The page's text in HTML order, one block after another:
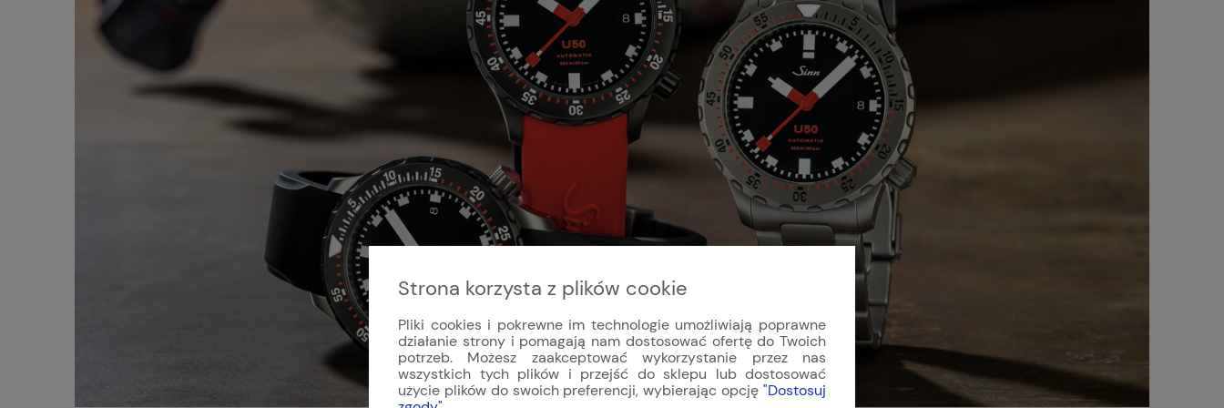
Strona korzysta z plików cookie
Pliki cookies i pokrewne im technologie umożliwiają poprawne
działanie strony i pomagają nam dostosować ofertę do Twoich
potrzeb. Możesz zaakceptować wykorzystanie przez nas
wszystkich tych plików i przejść do sklepu lub dostosować
użycie plików do swoich preferencji, wybierając opcję "Dostosuj